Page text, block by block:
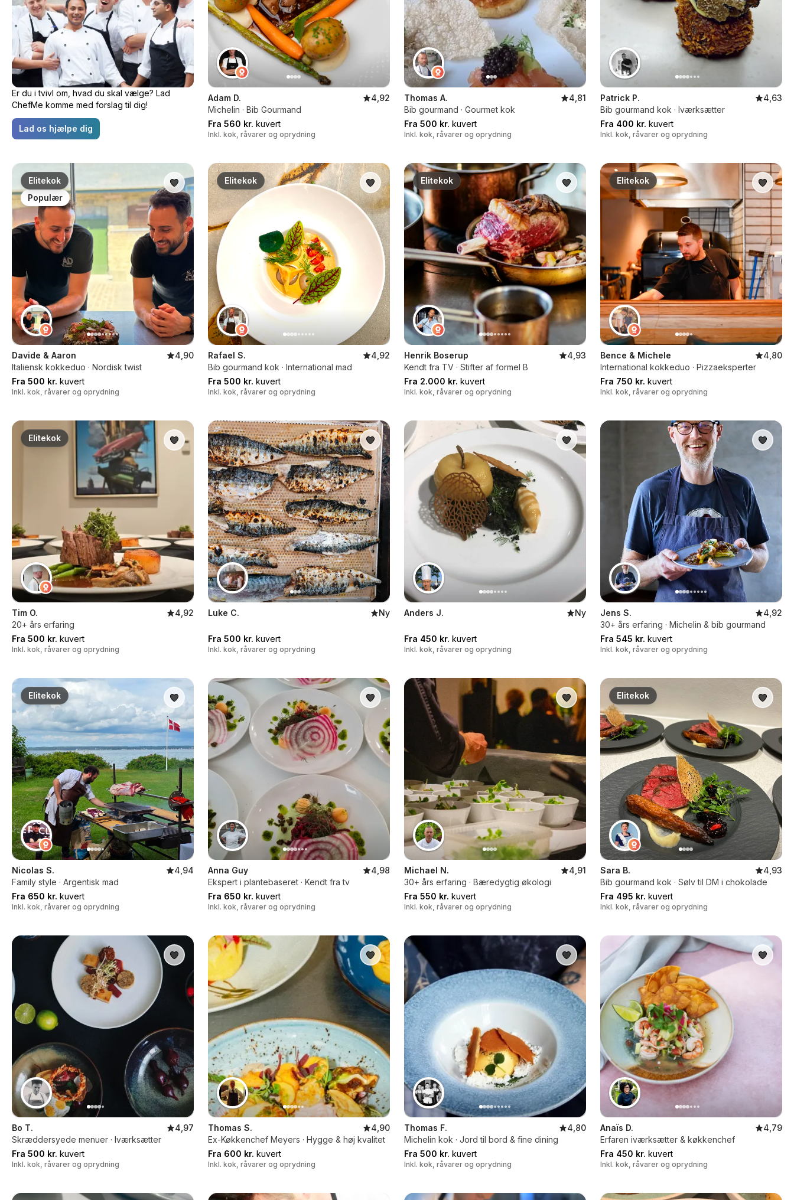
Er du i tvivl om, hvad du skal vælge? Lad
ChefMe komme med forslag til dig!
Lad os hjælpe dig
Adam D.
4,92
Michelin · Bib Gourmand
Fra 560 kr. kuvert
Inkl. kok, råvarer og oprydning
Thomas A.
4,81
Bib gourmand · Gourmet kok
Fra 500 kr. kuvert
Inkl. kok, råvarer og oprydning
Patrick P.
4,63
Bib gourmand kok · Iværksætter
Fra 400 kr. kuvert
Inkl. kok, råvarer og oprydning
Elitekok
Populær
Davide & Aaron
4,90
Italiensk kokkeduo · Nordisk twist
Fra 500 kr. kuvert
Inkl. kok, råvarer og oprydning
Elitekok
Rafael S.
4,92
Bib gourmand kok · International mad
Fra 500 kr. kuvert
Inkl. kok, råvarer og oprydning
Elitekok
Henrik Boserup
4,93
Kendt fra TV · Stifter af formel B
Fra 2.000 kr. kuvert
Inkl. kok, råvarer og oprydning
Elitekok
Bence & Michele
4,80
International kokkeduo · Pizzaeksperter
Fra 750 kr. kuvert
Inkl. kok, råvarer og oprydning
Elitekok
Tim O.
4,92
20+ års erfaring
Fra 500 kr. kuvert
Inkl. kok, råvarer og oprydning
Luke C. Ny
Fra 500 kr. kuvert
Inkl. kok, råvarer og oprydning
Anders J. Ny
Fra 450 kr. kuvert
Inkl. kok, råvarer og oprydning
Jens S.
4,92
30+ års erfaring · Michelin & bib gourmand
Fra 545 kr. kuvert
Inkl. kok, råvarer og oprydning
Elitekok
Nicolas S.
4,94
Family style · Argentisk mad
Fra 650 kr. kuvert
Inkl. kok, råvarer og oprydning
Anna Guy
4,98
Ekspert i plantebaseret · Kendt fra tv
Fra 650 kr. kuvert
Inkl. kok, råvarer og oprydning
Michael N.
4,91
30+ års erfaring · Bæredygtig økologi
Fra 550 kr. kuvert
Inkl. kok, råvarer og oprydning
Elitekok
Sara B.
4,93
Bib gourmand kok · Sølv til DM i chokolade
Fra 495 kr. kuvert
Inkl. kok, råvarer og oprydning
Bo T.
4,97
Skræddersyede menuer · Iværksætter
Fra 500 kr. kuvert
Inkl. kok, råvarer og oprydning
Thomas S.
4,90
Ex-Køkkenchef Meyers · Hygge & høj kvalitet
Fra 600 kr. kuvert
Inkl. kok, råvarer og oprydning
Thomas F.
4,80
Michelin kok · Jord til bord & fine dining
Fra 500 kr. kuvert
Inkl. kok, råvarer og oprydning
Anaïs D.
4,79
Erfaren iværksætter & køkkenchef
Fra 450 kr. kuvert
Inkl. kok, råvarer og oprydning